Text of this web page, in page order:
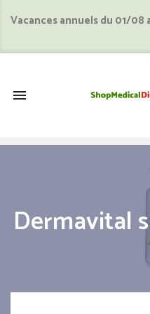
Vacances annuels du 01/08

Dermavital